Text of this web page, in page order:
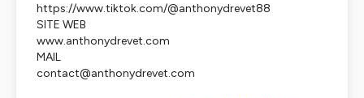
https://www.tiktok.com/@anthonydrevet88
SITE WEB
www.anthonydrevet.com
MAIL
contact@anthonydrevet.com